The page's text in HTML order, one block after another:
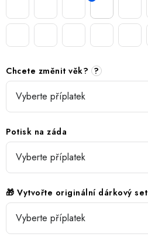
Chcete změnit věk? ?
Potisk na záda
🎁 Vytvořte originální dárkový set